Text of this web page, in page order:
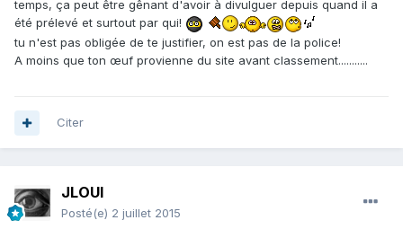
temps, ça peut être gênant d'avoir à divulguer depuis quand il a
été prélevé et surtout par qui!
tu n'est pas obligée de te justifier, on est pas de la police!
A moins que ton œuf provienne du site avant classement...........
Citer
JLOUI
Posté(e) 2 juillet 2015